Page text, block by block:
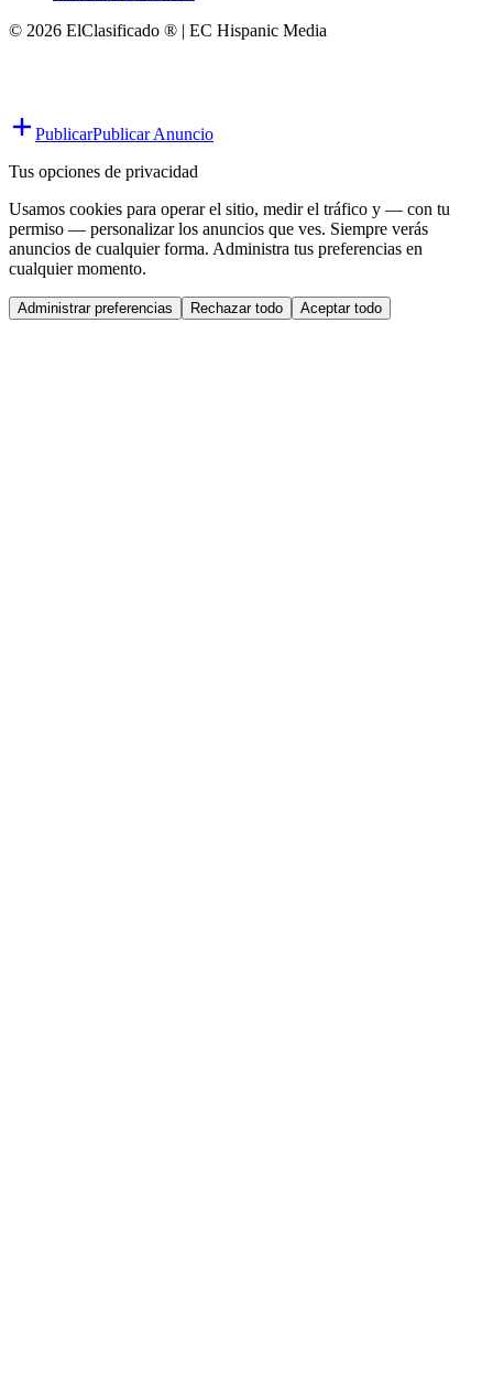
© 2026 ElClasificado ® | EC Hispanic Media
PublicarPublicar Anuncio
Tus opciones de privacidad
Usamos cookies para operar el sitio, medir el tráfico y — con tu
permiso — personalizar los anuncios que ves. Siempre verás
anuncios de cualquier forma. Administra tus preferencias en
cualquier momento.
Administrar preferencias Rechazar todo Aceptar todo